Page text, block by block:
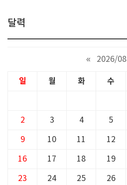
달력
« 2026/08
일 월 화 수
2 3 4 5
9 10 11 12
16 17 18 19
23 24 25 26